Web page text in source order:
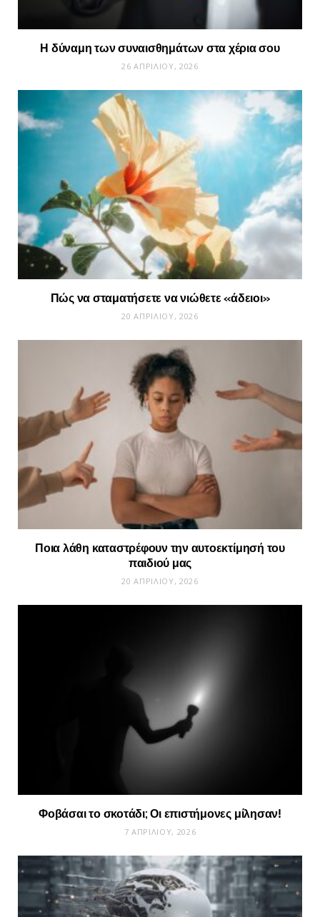
Η δύναμη των συναισθημάτων στα χέρια σου
26 ΑΠΡΙΛΊΟΥ, 2026
Πώς να σταματήσετε να νιώθετε «άδειοι»
20 ΑΠΡΙΛΊΟΥ, 2026
Ποια λάθη καταστρέφουν την αυτοεκτίμησή του
παιδιού μας
20 ΑΠΡΙΛΊΟΥ, 2026
Φοβάσαι το σκοτάδι; Οι επιστήμονες μίλησαν!
7 ΑΠΡΙΛΊΟΥ, 2026